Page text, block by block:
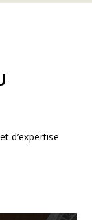
d’expertise